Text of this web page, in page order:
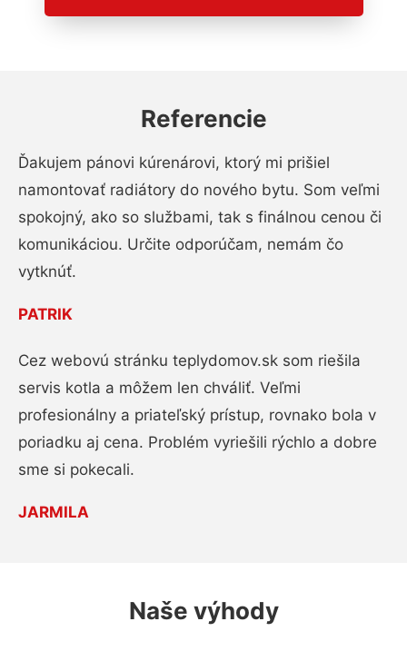
Referencie
Ďakujem pánovi kúrenárovi, ktorý mi prišiel
namontovať radiátory do nového bytu. Som veľmi
spokojný, ako so službami, tak s finálnou cenou či
komunikáciou. Určite odporúčam, nemám čo
vytknúť.
PATRIK
Cez webovú stránku teplydomov.sk som riešila
servis kotla a môžem len chváliť. Veľmi
profesionálny a priateľský prístup, rovnako bola v
poriadku aj cena. Problém vyriešili rýchlo a dobre
sme si pokecali.
JARMILA
Naše výhody